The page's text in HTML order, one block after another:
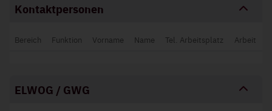
Kontaktpersonen
Bereich Funktion Vorname Name Tel. Arbeitsplatz Arbeit
ELWOG / GWG